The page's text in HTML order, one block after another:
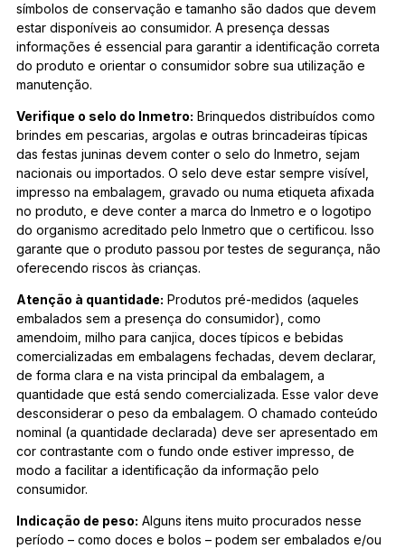
símbolos de conservação e tamanho são dados que devem
estar disponíveis ao consumidor. A presença dessas
informações é essencial para garantir a identificação correta
do produto e orientar o consumidor sobre sua utilização e
manutenção.
Verifique o selo do Inmetro: Brinquedos distribuídos como
brindes em pescarias, argolas e outras brincadeiras típicas
das festas juninas devem conter o selo do Inmetro, sejam
nacionais ou importados. O selo deve estar sempre visível,
impresso na embalagem, gravado ou numa etiqueta afixada
no produto, e deve conter a marca do Inmetro e o logotipo
do organismo acreditado pelo Inmetro que o certificou. Isso
garante que o produto passou por testes de segurança, não
oferecendo riscos às crianças.
Atenção à quantidade: Produtos pré-medidos (aqueles
embalados sem a presença do consumidor), como
amendoim, milho para canjica, doces típicos e bebidas
comercializadas em embalagens fechadas, devem declarar,
de forma clara e na vista principal da embalagem, a
quantidade que está sendo comercializada. Esse valor deve
desconsiderar o peso da embalagem. O chamado conteúdo
nominal (a quantidade declarada) deve ser apresentado em
cor contrastante com o fundo onde estiver impresso, de
modo a facilitar a identificação da informação pelo
consumidor.
Indicação de peso: Alguns itens muito procurados nesse
período – como doces e bolos – podem ser embalados e/ou